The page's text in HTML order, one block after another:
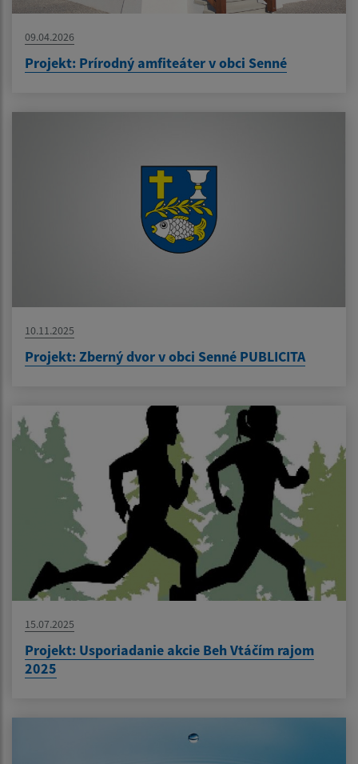
09.04.2026
Projekt: Prírodný amfiteáter v obci Senné
10.11.2025
Projekt: Zberný dvor v obci Senné PUBLICITA
15.07.2025
Projekt: Usporiadanie akcie Beh Vtáčím rajom
2025